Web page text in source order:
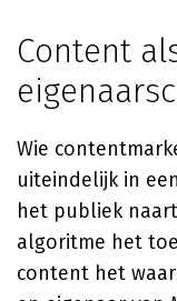
Content
Wie
uiteindelijk in
het publiek
algoritme het
content het